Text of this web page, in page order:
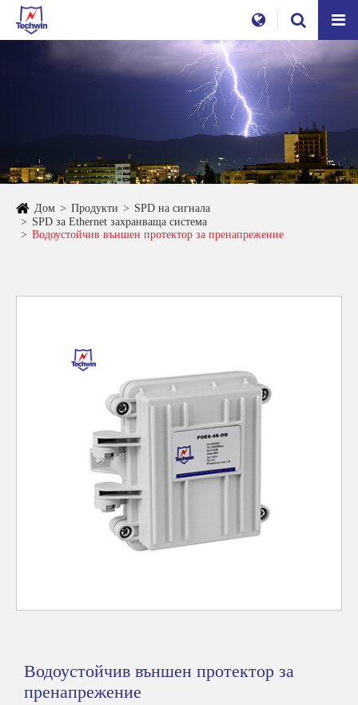
Дом Продукти
SPD на сигнала
SPD за Ethernet захранваща система
Водоустойчив външен протектор за пренапрежение
Водоустойчив външен протектор за
пренапрежение